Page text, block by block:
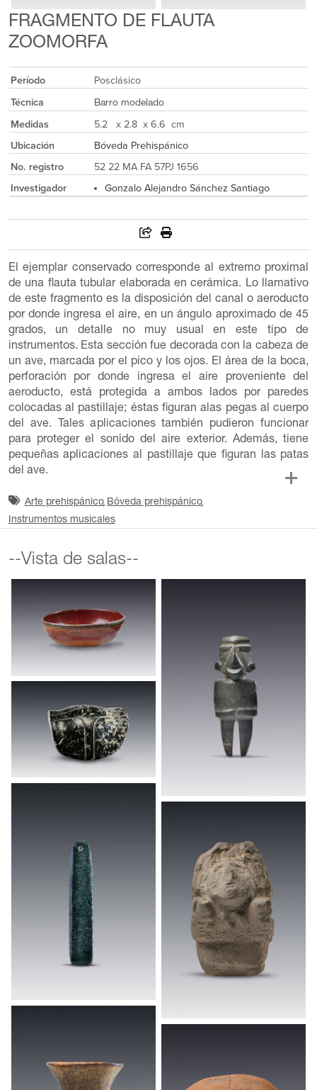
FRAGMENTO DE FLAUTA
ZOOMORFA
Período
Posclásico
Técnica
Barro modelado
Medidas
5.2 x 2.8 x 6.6 cm
Ubicación
Bóveda Prehispánico
No. registro
52 22 MA FA 57PJ 1656
Investigador
Gonzalo Alejandro Sánchez Santiago
El ejemplar conservado corresponde al extremo proximal
de una flauta tubular elaborada en cerámica. Lo llamativo
de este fragmento es la disposición del canal o aeroducto
por donde ingresa el aire, en un ángulo aproximado de 45
grados, un detalle no muy usual en este tipo de
instrumentos. Esta sección fue decorada con la cabeza de
un ave, marcada por el pico y los ojos. El área de la boca,
perforación por donde ingresa el aire proveniente del
aeroducto, está protegida a ambos lados por paredes
colocadas al pastillaje; éstas figuran alas pegas al cuerpo
del ave. Tales aplicaciones también pudieron funcionar
para proteger el sonido del aire exterior. Además, tiene
pequeñas aplicaciones al pastillaje que figuran las patas
del ave.
Arte prehispánico Bóveda prehispánico
Instrumentos musicales
--Vista de salas--